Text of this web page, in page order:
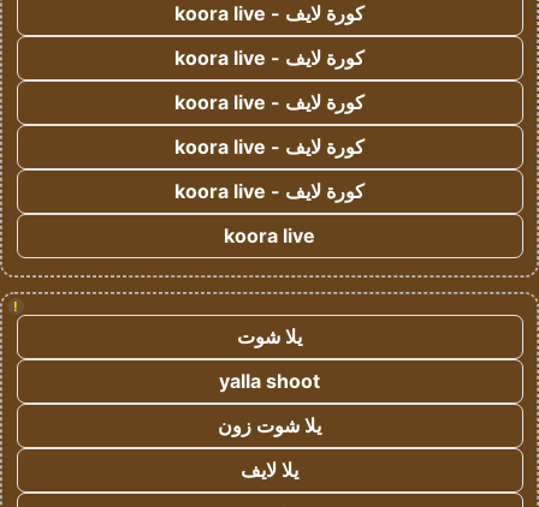
كورة لايف - koora live
كورة لايف - koora live
كورة لايف - koora live
كورة لايف - koora live
كورة لايف - koora live
koora live
!
يلا شوت
yalla shoot
يلا شوت زون
يلا لايف